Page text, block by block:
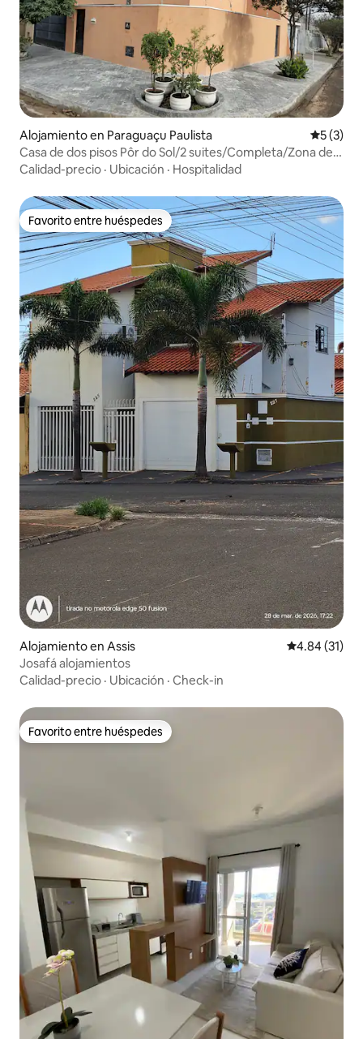
Alojamiento en Paraguaçu Paulista
5 (3)
Casa de dos pisos Pôr do Sol/2 suites/Completa/Zona de
esparcimiento
Calidad-precio · Ubicación · Hospitalidad
Favorito entre huéspedes
Favorito entre huéspedes
Alojamiento en Assis Calificación
4.84 (31)
Josafá alojamientos
Calidad-precio · Ubicación · Check-in
Favorito entre huéspedes
Favorito entre huéspedes